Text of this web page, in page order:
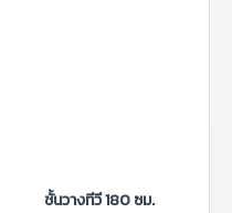
ชั้นวางทีวี 180 ซม.